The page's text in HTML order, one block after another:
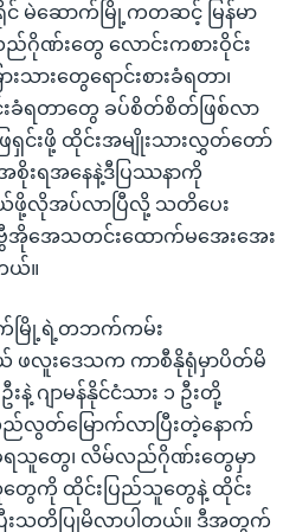
င် မဲဆောက်မြို့ကတဆင့် မြန်မာ
ဏ်းတွေ လောင်းကစားဝိုင်း
သားတွေရောင်းစားခံရတာ၊
ခံရတာတွေ ခပ်စိတ်စိတ်ဖြစ်လာ
ေရှင်းဖို့ ထိုင်းအမျိုးသားလွှတ်တော်
ရအနေနဲ့ဒီပြဿနာကို
ဖို့လိုအပ်လာပြီလို့ သတိပေး
အေသတင်းထောက်မအေးအေး
ယ်။
ာက်မြို့ရဲ့တဘက်ကမ်း
ဖလူးဒေသက ကာစီနိုရုံမှာပိတ်မိ
နဲ့ ဂျာမန်နိုင်ငံသား ၁ ဦးတို့
လွတ်မြောက်လာပြီးတဲ့နောက်
ခံရသူတွေ၊ လိမ်လည်ဂိုဏ်းတွေမှာ
တွေကို ထိုင်းပြည်သူတွေနဲ့ ထိုင်း
သတိပြုမိလာပါတယ်။ ဒီအတွက်